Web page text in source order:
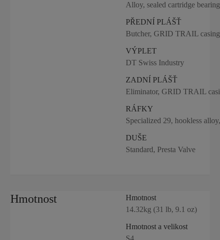
Alloy, sealed cartridge
PŘEDNÍ PLÁŠŤ
Butcher, GRID TRAIL
VÝPLET
DT Swiss Industry
ZADNÍ PLÁŠŤ
Eliminator, GRID TRAIL
RÁFKY
Specialized 29, hookless
DUŠE
Standard, Presta Valve
Hmotnost
Hmotnost
14.32kg (31 lb, 9.1 oz)
Hmotnost a velikost